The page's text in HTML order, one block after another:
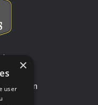
y wefan
×
user